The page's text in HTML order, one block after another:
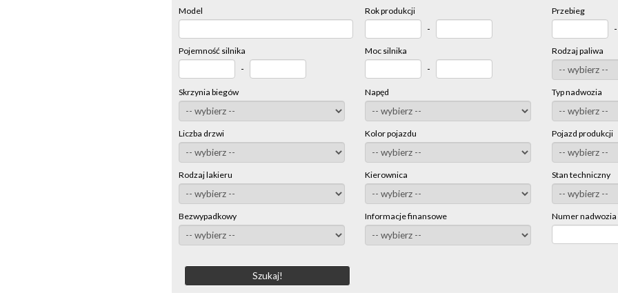
Model Rok produkcji
-
Przebieg
-
Pojemność silnika
-
Moc silnika
-
Rodzaj paliwa
Skrzynia biegów Napęd Typ nadwozia
Liczba drzwi Kolor pojazdu Pojazd produkcji
Rodzaj lakieru Kierownica Stan techniczny
Bezwypadkowy Informacje finansowe Numer nadwozia